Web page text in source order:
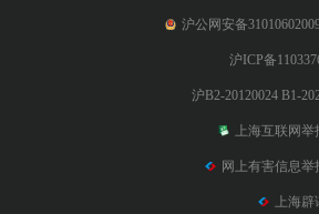
沪公网安备
沪ICP备
沪B2-20120024 B1-
上海互联网
网上有害信息举
上海